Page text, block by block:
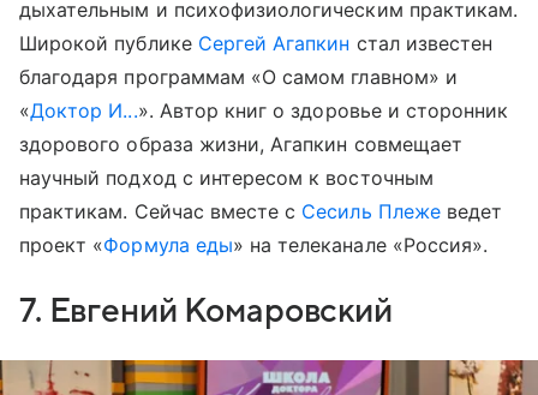
дыхательным и психофизиологическим практикам.
Широкой публике Сергей Агапкин стал известен
благодаря программам «О самом главном» и
«Доктор И...». Автор книг о здоровье и сторонник
здорового образа жизни, Агапкин совмещает
научный подход с интересом к восточным
практикам. Сейчас вместе с Сесиль Плежеведет
проект «Формула еды» на телеканале «Россия».
7. Евгений Комаровский